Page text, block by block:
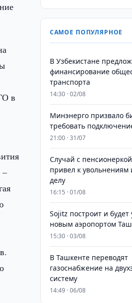
в
–
САМОЕ ПОПУЛЯРНОЕ
В Узбекистане
финансирование
транспорта
14:30 · 02/08
Минэнерго призвало
требовать
21:00 · 31/07
Случай с
привел к увольнениям
делу
16:15 · 01/08
Sojitz построит и будет
новым аэропортом
15:30 · 03/08
В Ташкенте переводят
газоснабжение на
систему
14:49 · 06/08